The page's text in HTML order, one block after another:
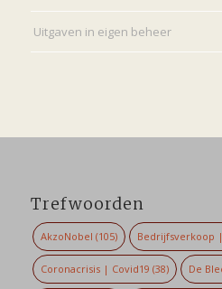
Uitgaven in eigen beheer
Trefwoorden
AkzoNobel (105) Bedrijfsverkoop
Coronacrisis | Covid19 (38) De